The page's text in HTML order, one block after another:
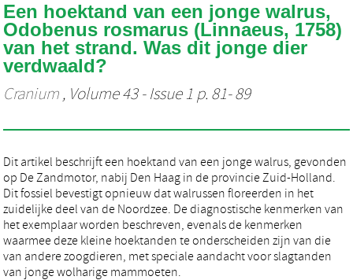
Een hoektand van een jonge walrus,
Odobenus rosmarus (Linnaeus, 1758)
van het strand. Was dit jonge dier
verdwaald?
Cranium , Volume 43 - Issue 1 p. 81- 89
Dit artikel beschrijft een hoektand van een jonge walrus, gevonden
op De Zandmotor, nabij Den Haag in de provincie Zuid-Holland.
Dit fossiel bevestigt opnieuw dat walrussen floreerden in het
zuidelijke deel van de Noordzee. De diagnostische kenmerken van
het exemplaar worden beschreven, evenals de kenmerken
waarmee deze kleine hoektanden te onderscheiden zijn van die
van andere zoogdieren, met speciale aandacht voor slagtanden
van jonge wolharige mammoeten.